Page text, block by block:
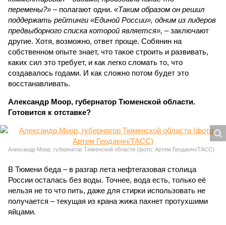
перемены?» – полагают одни. «Таким образом он решил
поддержать рейтинги «Единой России», одним из лидеров
предвыборного списка которой является», – заключают
другие. Хотя, возможно, ответ проще. Собянин на
собственном опыте знает, что такое строить и развивать,
каких сил это требует, и как легко сломать то, что
создавалось годами. И как сложно потом будет это
восстанавливать.
Александр Моор, губернатор Тюменской области.
Готовится к отставке?
Александр Моор, губернатор Тюменской области (фото: Артем Геодакян/ТАСС)
В Тюмени беда – в разгар лета нефтегазовая столица
России осталась без воды. Точнее, вода есть, только её
нельзя не то что пить, даже для стирки использовать не
получается – текущая из крана жижа пахнет протухшими
яйцами.